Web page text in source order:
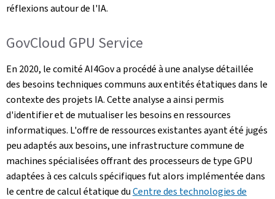
réflexions autour de l'IA.
GovCloud GPU Service
En 2020, le comité AI4Gov a procédé à une analyse détaillée
des besoins techniques communs aux entités étatiques dans le
contexte des projets IA. Cette analyse a ainsi permis
d'identifier et de mutualiser les besoins en ressources
informatiques. L'offre de ressources existantes ayant été jugés
peu adaptés aux besoins, une infrastructure commune de
machines spécialisées offrant des processeurs de type GPU
adaptées à ces calculs spécifiques fut alors implémentée dans
le centre de calcul étatique duCentre des technologies de